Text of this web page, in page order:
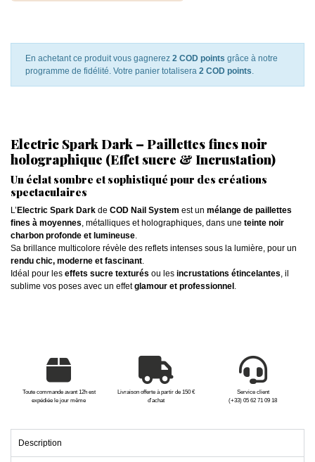
En achetant ce produit vous gagnerez 2 COD points grâce à notre
programme de fidélité. Votre panier totalisera 2 COD points.
Electric Spark Dark – Paillettes fines noir
holographique (Effet sucre & Incrustation)
Un éclat sombre et sophistiqué pour des créations
spectaculaires
L’ Electric Spark Dark de COD Nail System est un mélange de paillettes
fines à moyennes, métalliques et holographiques, dans une teinte noir
charbon profonde et lumineuse.
Sa brillance multicolore révèle des reflets intenses sous la lumière, pour un
rendu chic, moderne et fascinant.
Idéal pour les effets sucre texturés ou les incrustations étincelantes, il
sublime vos poses avec un effetglamour et professionnel .
Toute commande avant 12h est
expédiée le jour même
Livraison offerte à partir de 150 €
d'achat
Service client
(+33) 05 62 71 09 18
Description